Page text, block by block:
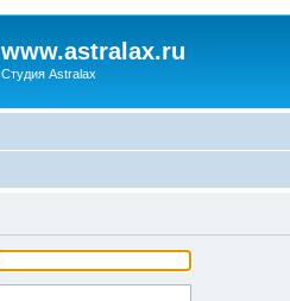
www.astralax.ru
Студия Astralax